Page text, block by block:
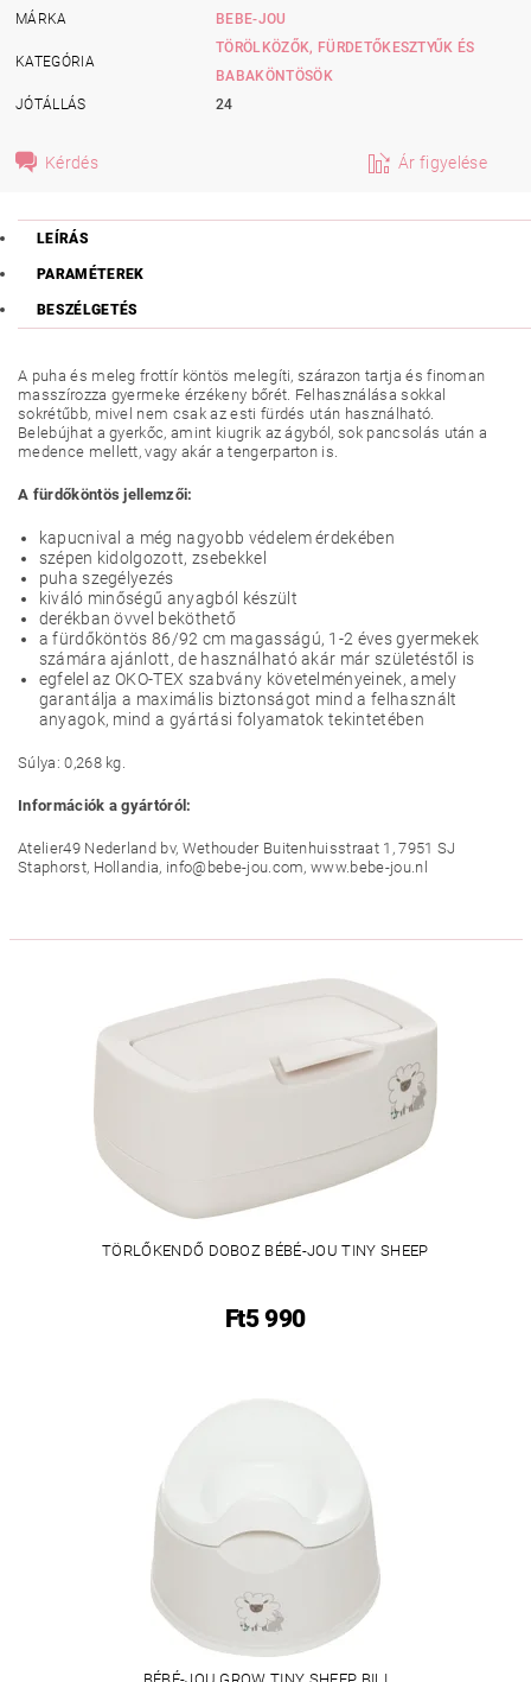
MÁRKA
BEBE-JOU
KATEGÓRIA
TÖRÖLKÖZŐK, FÜRDETŐKESZTYŰK ÉS
BABAKÖNTÖSÖK
JÓTÁLLÁS
24
Kérdés Ár figyelése
LEÍRÁS
PARAMÉTEREK
BESZÉLGETÉS
A puha és meleg frottír köntös melegíti, szárazon tartja és finoman
masszírozza gyermeke érzékeny bőrét. Felhasználása sokkal
sokrétűbb, mivel nem csak az esti fürdés után használható.
Belebújhat a gyerkőc, amint kiugrik az ágyból, sok pancsolás után a
medence mellett, vagy akár a tengerparton is.
A fürdőköntös jellemzői:
kapucnival a még nagyobb védelem érdekében
szépen kidolgozott, zsebekkel
puha szegélyezés
kiváló minőségű anyagból készült
derékban övvel beköthető
a fürdőköntös 86/92 cm magasságú, 1-2 éves gyermekek
számára ajánlott, de használható akár már születéstől is
egfelel az OKO-TEX szabvány követelményeinek, amely
garantálja a maximális biztonságot mind a felhasznált
anyagok, mind a gyártási folyamatok tekintetében
Súlya: 0,268 kg.
Információk a gyártóról:
Atelier49 Nederland bv, Wethouder Buitenhuisstraat 1, 7951 SJ
Staphorst, Hollandia, info@bebe-jou.com, www.bebe-jou.nl
TÖRLŐKENDŐ DOBOZ BÉBÉ-JOU TINY SHEEP
Ft5 990